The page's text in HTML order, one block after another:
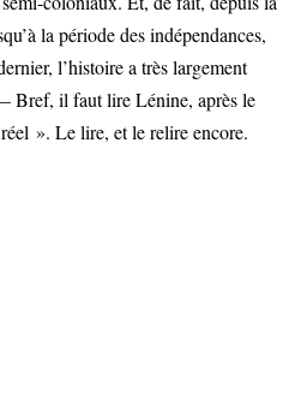
la période des indépendances,
l’histoire a très largement
Bref, il faut lire Lénine, après le
». Le lire, et le relire encore.